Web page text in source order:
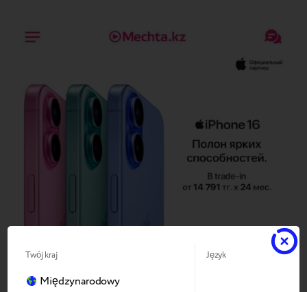
“Pierwszego dnia sprzedaży klient przyszedł odebrać
Twój kraj
Międzynarodowy
Język